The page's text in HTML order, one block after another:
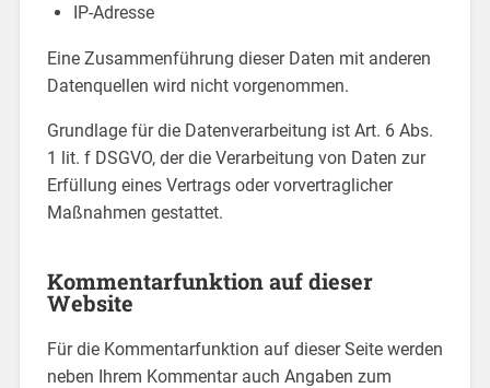
IP-Adresse
Eine Zusammenführung dieser Daten mit anderen
Datenquellen wird nicht vorgenommen.
Grundlage für die Datenverarbeitung ist Art. 6 Abs.
1 lit. f DSGVO, der die Verarbeitung von Daten zur
Erfüllung eines Vertrags oder vorvertraglicher
Maßnahmen gestattet.
Kommentarfunktion auf dieser
Website
Für die Kommentarfunktion auf dieser Seite werden
neben Ihrem Kommentar auch Angaben zum